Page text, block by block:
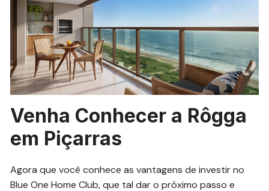
Venha Conhecer a Rôgga
em Piçarras
Agora que você conhece as vantagens de investir no
Blue One Home Club, que tal dar o próximo passo e